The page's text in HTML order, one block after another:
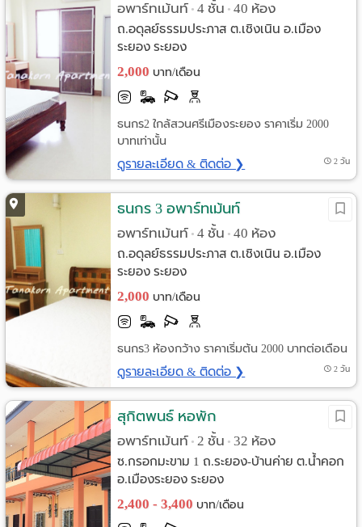
อพาร์ทเม้นท์ • 4 ชั้น • 40 ห้อง
ถ.อดุลย์ธรรมประภาส ต.เชิงเนิน อ.เมือง
ระยอง ระยอง
2,000 บาท/เดือน
ธนกร2 ใกล้สวนศรีเมืองระยอง ราคาเริ่ม 2000
บาทเท่านั้น
ดูรายละเอียด & ติดต่อ ❯ 2 วัน
ธนกร 3 อพาร์ทเม้นท์
อพาร์ทเม้นท์ • 4 ชั้น • 40 ห้อง
ถ.อดุลย์ธรรมประภาส ต.เชิงเนิน อ.เมือง
ระยอง ระยอง
2,000 บาท/เดือน
ธนกร3 ห้องกว้าง ราคาเริ่มต้น 2000 บาทต่อเดือน
ดูรายละเอียด & ติดต่อ ❯ 2 วัน
สุกิตพนธ์ หอพัก
อพาร์ทเม้นท์ • 2 ชั้น • 32 ห้อง
ซ.กรอกมะขาม 1 ถ.ระยอง-บ้านค่าย ต.น้ำคอก
อ.เมืองระยอง ระยอง
2,400 - 3,400 บาท/เดือน